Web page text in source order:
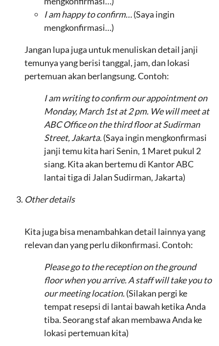
I am happy to confirm…(Saya ingin
mengkonfirmasi…)
Jangan lupa juga untuk menuliskan detail janji
temunya yang berisi tanggal, jam, dan lokasi
pertemuan akan berlangsung. Contoh:
I am writing to confirm our appointment on
Monday, March 1st at 2 pm. We will meet at
ABC Office on the third floor at Sudirman
Street, Jakarta.(Saya ingin mengkonfirmasi
janji temu kita hari Senin, 1 Maret pukul 2
siang. Kita akan bertemu di Kantor ABC
lantai tiga di Jalan Sudirman, Jakarta)
Other details
Kita juga bisa menambahkan detail lainnya yang
relevan dan yang perlu dikonfirmasi. Contoh:
Please go to the reception on the ground
floor when you arrive. A staff will take you to
our meeting location.(Silakan pergi ke
tempat resepsi di lantai bawah ketika Anda
tiba. Seorang staf akan membawa Anda ke
lokasi pertemuan kita)